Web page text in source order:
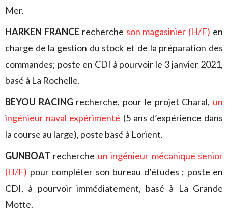
Mer.
HARKEN FRANCE recherche son magasinier (H/F) en
charge de la gestion du stock et de la préparation des
commandes; poste en CDI à pourvoir le 3 janvier 2021,
basé à La Rochelle.
BEYOU RACINGrecherche, pour le projet Charal, un
ingénieur naval expérimenté (5 ans d’expérience dans
la course au large), poste basé à Lorient.
GUNBOAT recherche un ingénieur mécanique senior
(H/F) pour compléter son bureau d’études ; poste en
CDI, à pourvoir immédiatement, basé à La Grande
Motte.